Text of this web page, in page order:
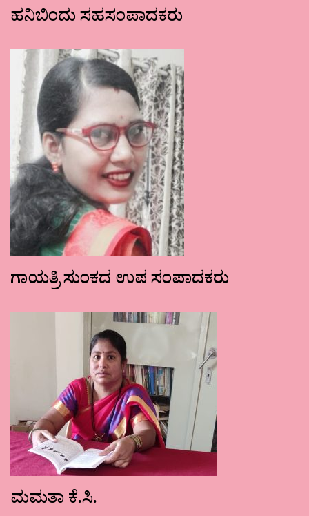
ಹನಿಬಿಂದು ಸಹಸಂಪಾದಕರು
ಗಾಯತ್ರಿ ಸುಂಕದ ಉಪ ಸಂಪಾದಕರು
ಮಮತಾ ಕೆ.ಸಿ.